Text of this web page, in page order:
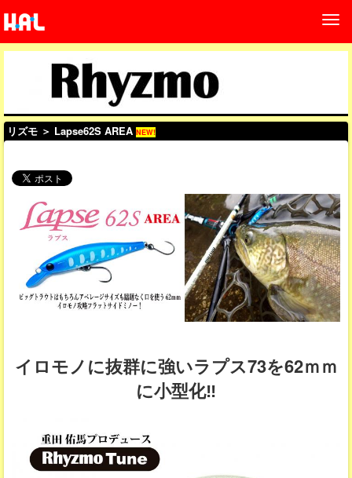
リズモ ＞ Lapse62S AREA NEW!
イロモノに抜群に強いラプス73を62ｍｍ
に小型化‼